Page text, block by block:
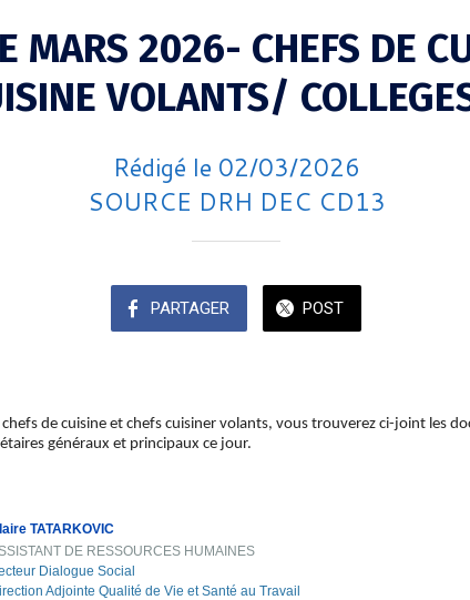
MARS 2026- CHEFS DE
VOLANTS/
Rédigé le 02/03/2026
SOURCE DRH DEC CD13
PARTAGER POST
de cuisine et chefs cuisiner volants, vous trouverez ci-joint les
généraux et principaux ce jour.
TATARKOVIC
DE RESSOURCES HUMAINES
Dialogue Social
Adjointe Qualité de Vie et Santé au Travail